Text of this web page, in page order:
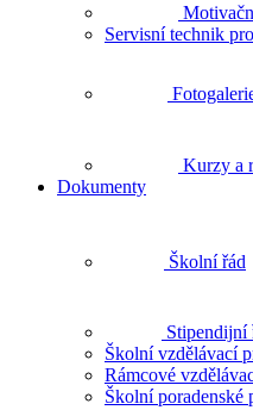
Servisní technik
Kurzy a
Dokumenty
Školní řád
Stipendijní
Školní vzdělávací
Rámcové
Školní poradenské